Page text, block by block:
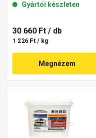
Gyártói készleten
30 660 Ft / db
1 226 Ft / kg
Megnézem